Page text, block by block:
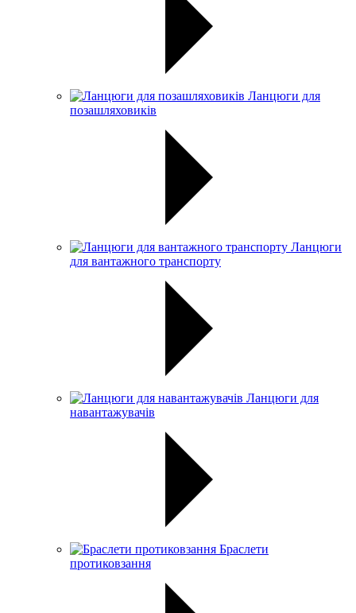
Ланцюги для
позашляховиків
Ланцюги
для вантажного транспорту
Ланцюги для
навантажувачів
Браслети
протиковзання